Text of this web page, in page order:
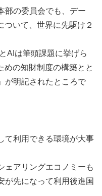
部の委員会でも、デー
ついて、世界に先駆け２
AIは筆頭課題に挙げら
めの知財制度の構築とと
が明記されたところで
て利用できる環境が大事
ェアリングエコノミーも
が先になって利用後進国